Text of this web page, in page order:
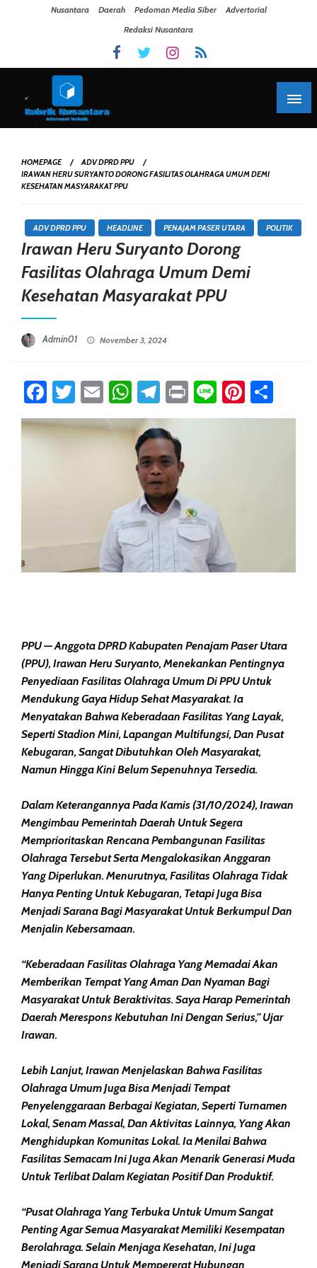
Nusantara Daerah Pedoman Media Siber
Advertorial
Redaksi Nusantara
HOMEPAGE
ADV DPRD PPU
IRAWAN HERU SURYANTO DORONG FASILITAS OLAHRAGA UMUM DEMI
KESEHATAN MASYARAKAT PPU
ADV DPRD PPU HEADLINE PENAJAM PASER UTARA POLITIK
Irawan Heru Suryanto Dorong
Fasilitas Olahraga Umum Demi
Kesehatan Masyarakat PPU
Admin01 November 3, 2024
Facebook
Twitter
EmailWhatsApp
Telegram
PrintLine
PPU — Anggota DPRD Kabupaten Penajam Paser Utara
(PPU), Irawan Heru Suryanto, Menekankan Pentingnya
Penyediaan Fasilitas Olahraga Umum Di PPU Untuk
Mendukung Gaya Hidup Sehat Masyarakat. Ia
Menyatakan Bahwa Keberadaan Fasilitas Yang Layak,
Seperti Stadion Mini, Lapangan Multifungsi, Dan Pusat
Kebugaran, Sangat Dibutuhkan Oleh Masyarakat,
Namun Hingga Kini Belum Sepenuhnya Tersedia.
Dalam Keterangannya Pada Kamis (31/10/2024), Irawan
Mengimbau Pemerintah Daerah Untuk Segera
Memprioritaskan Rencana Pembangunan Fasilitas
Olahraga Tersebut Serta Mengalokasikan Anggaran
Yang Diperlukan. Menurutnya, Fasilitas Olahraga Tidak
Hanya Penting Untuk Kebugaran, Tetapi Juga Bisa
Menjadi Sarana Bagi Masyarakat Untuk Berkumpul Dan
Menjalin Kebersamaan.
“Keberadaan Fasilitas Olahraga Yang Memadai Akan
Memberikan Tempat Yang Aman Dan Nyaman Bagi
Masyarakat Untuk Beraktivitas. Saya Harap Pemerintah
Daerah Merespons Kebutuhan Ini Dengan Serius,” Ujar
Irawan.
Lebih Lanjut, Irawan Menjelaskan Bahwa Fasilitas
Olahraga Umum Juga Bisa Menjadi Tempat
Penyelenggaraan Berbagai Kegiatan, Seperti Turnamen
Lokal, Senam Massal, Dan Aktivitas Lainnya, Yang Akan
Menghidupkan Komunitas Lokal. Ia Menilai Bahwa
Fasilitas Semacam Ini Juga Akan Menarik Generasi Muda
Untuk Terlibat Dalam Kegiatan Positif Dan Produktif.
“Pusat Olahraga Yang Terbuka Untuk Umum Sangat
Penting Agar Semua Masyarakat Memiliki Kesempatan
Berolahraga. Selain Menjaga Kesehatan, Ini Juga
Menjadi Sarana Untuk Mempererat Hubungan